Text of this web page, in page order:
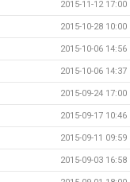
2015-11-12 17:00
2015-10-28 10:00
2015-10-06 14:56
2015-10-06 14:37
2015-09-24 17:00
2015-09-17 10:46
2015-09-11 09:59
2015-09-03 16:58